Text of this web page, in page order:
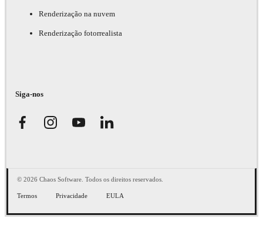
Renderização na nuvem
Renderização fotorrealista
Siga-nos
© 2026 Chaos Software. Todos os direitos reservados.
Termos Privacidade EULA